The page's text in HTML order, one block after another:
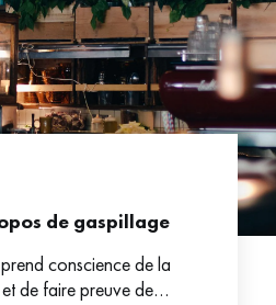
de gaspillage
conscience de la
de faire preuve de